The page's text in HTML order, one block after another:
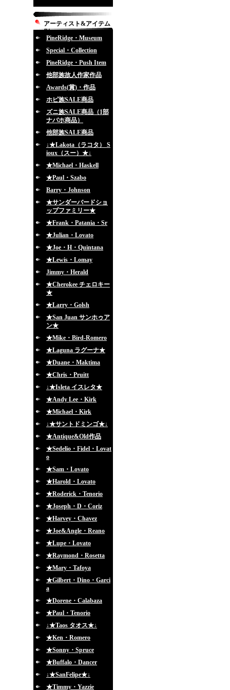
アーティスト&アイテム
別
PineRidge・Museum
Special・Collection
PineRidge・Push Item
他部族故人作家作品
Awards(賞)・作品
ホピ族SALE商品
ズニ族SALE商品（1部
ナバホ商品）
他部族SALE商品
↓★Lakota（ラコタ） S
ioux（スー）★↓
★Michael・Haskell
★Paul・Szabo
Barry・Johnson
★サンダーバードショ
ップファミリー★
★Frank・Patania・Sr
★Julian・Lovato
★Joe・H・Quintana
★Lewis・Lomay
Jimmy・Herald
★Cherokee チェロキー
★
★Larry・Golsh
★San Juan サンホゥア
ン★
★Mike・Bird-Romero
★Laguna ラグーナ★
★Duane・Maktima
★Chris・Pruitt
↓★Isleta イスレタ★
★Andy Lee・Kirk
★Michael・Kirk
↓★サントドミンゴ★↓
★Antique&Old作品
★Sedelio・Fidel・Lovat
o
★Sam・Lovato
★Harold・Lovato
★Roderick・Tenorio
★Joseph・D・Coriz
★Harvey・Chavez
★Joe&Angle・Reano
★Lupe・Lovato
★Raymond・Rosetta
★Mary・Tafoya
★Gilbert・Dino・Garci
a
★Dorene・Calabaza
★Paul・Tenorio
↓★Taos タオス★↓
★Ken・Romero
★Sonny・Spruce
★Buffalo・Dancer
↓★SanFelipe★↓
★Timmy・Yazzie